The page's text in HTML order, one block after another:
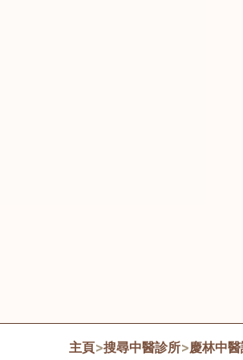
主頁>搜尋中醫診所>慶林中